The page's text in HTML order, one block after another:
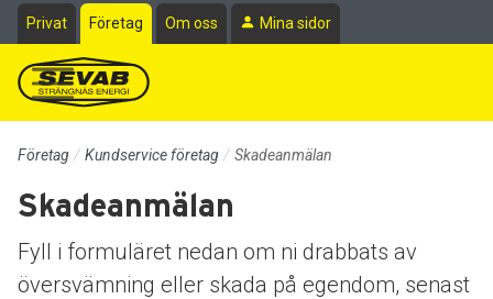
Till sidans huvudinnehåll
Privat Företag Om oss Mina sidor
Företag Kundservice företag Skadeanmälan
Skadeanmälan
Fyll i formuläret nedan om ni drabbats av
översvämning eller skada på egendom, senast